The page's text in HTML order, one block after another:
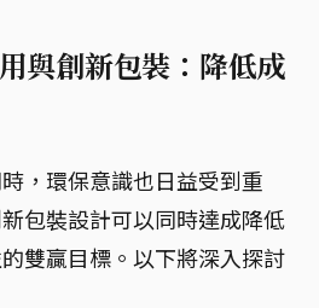
與創新包裝：降低成
，環保意識也日益受到重
包裝設計可以同時達成降低
雙贏目標。以下將深入探討